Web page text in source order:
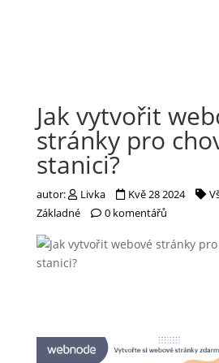
Jak vytvořit
stránky pro
stanici?
autor: Livka Kvě 28 2024
Základné
0 komentářů